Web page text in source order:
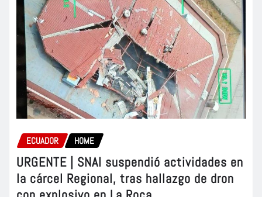
ECUADOR HOME
URGENTE | SNAI suspendió actividades en
la cárcel Regional, tras hallazgo de dron